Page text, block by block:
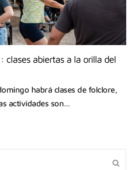
clases abiertas a la orilla del
habrá clases de folclore,
actividades son…